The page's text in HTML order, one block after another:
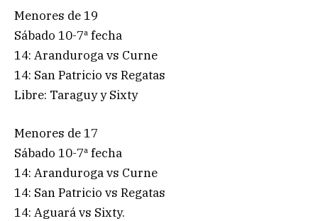
Menores de 19
Sábado 10-7ª fecha
14: Aranduroga vs Curne
14: San Patricio vs Regatas
Libre: Taraguy y Sixty
Menores de 17
Sábado 10-7ª fecha
14: Aranduroga vs Curne
14: San Patricio vs Regatas
14: Aguará vs Sixty.